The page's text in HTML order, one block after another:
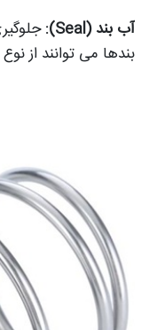
آب بند (Seal):
بندها می توانند از